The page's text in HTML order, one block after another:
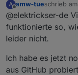
den
A
Offline
amw-tueschrieb am
zuletzt
@elektrickser-de
funktionierte so,
leider nicht.
Ich habe es jetzt
aus GitHub